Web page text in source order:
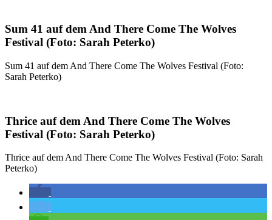
Sum 41 auf dem And There Come The Wolves
Festival (Foto: Sarah Peterko)
Sum 41 auf dem And There Come The Wolves Festival (Foto:
Sarah Peterko)
Thrice auf dem And There Come The Wolves
Festival (Foto: Sarah Peterko)
Thrice auf dem And There Come The Wolves Festival (Foto: Sarah
Peterko)